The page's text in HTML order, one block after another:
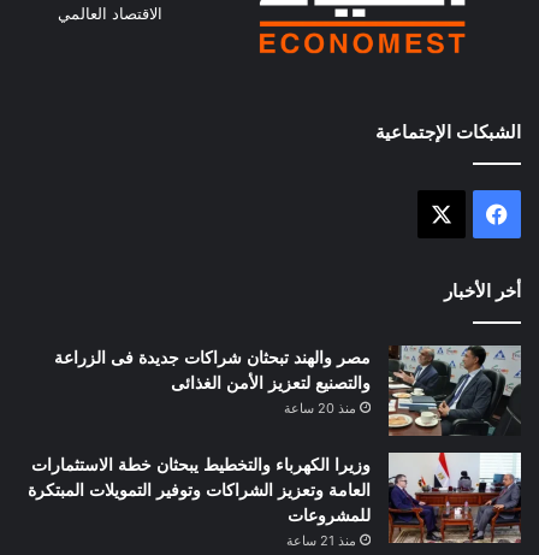
الاقتصاد العالمي
الشبكات الإجتماعية
فيسبوك
أخر الأخبار
مصر والهند تبحثان شراكات جديدة فى الزراعة
والتصنيع لتعزيز الأمن الغذائى
منذ 20 ساعة
وزيرا الكهرباء والتخطيط يبحثان خطة الاستثمارات
العامة وتعزيز الشراكات وتوفير التمويلات المبتكرة
للمشروعات
منذ 21 ساعة